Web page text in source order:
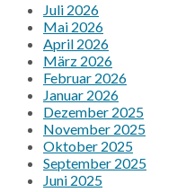
Juli 2026
Mai 2026
April 2026
März 2026
Februar 2026
Januar 2026
Dezember 2025
November 2025
Oktober 2025
September 2025
Juni 2025